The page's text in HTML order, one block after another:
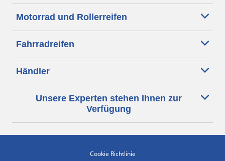
Motorrad und Rollerreifen
Fahrradreifen
Händler
Unsere Experten stehen Ihnen zur
Verfügung
Cookie Richtlinie